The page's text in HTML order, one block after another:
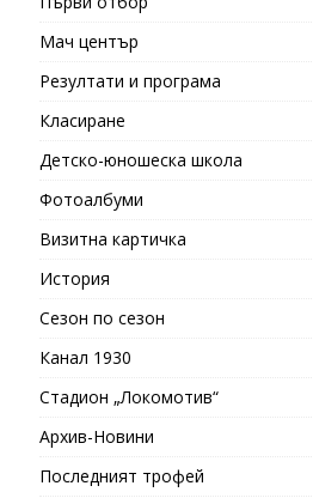
Мач център
Резултати и програма
Класиране
Детско-юношеска школа
Фотоалбуми
Визитна картичка
История
Сезон по сезон
Канал 1930
Стадион „Локомотив“
Архив-Новини
Последният трофей